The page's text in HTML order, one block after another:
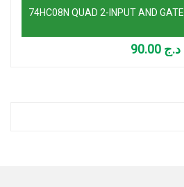
74HC08N QUAD 2-INPUT AND GATE
د.ج